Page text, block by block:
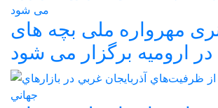
مهرواره ملی بچه های
ارومیه برگزار می شود